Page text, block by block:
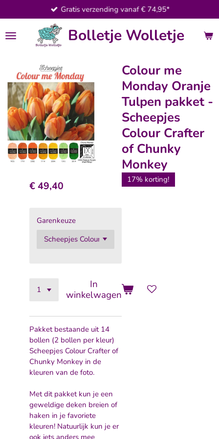
direct
naar
de
Bolletje Wolletje
Gratis verzending vanaf € 74,95*
Colour me
Monday Oranje
Tulpen pakket -
Scheepjes
Colour Crafter
of Chunky
Monkey
17% korting!
€ 49,40
Garenkeuze
In
winkelwagen
Pakket bestaande uit 14
bollen (2 bollen per kleur)
Scheepjes Colour Crafter of
Chunky Monkey in de
kleuren van de foto.
Met dit pakket kun je een
geweldige deken breien of
haken in je favoriete
kleuren! Natuurlijk kun je er
ook iets anders mee